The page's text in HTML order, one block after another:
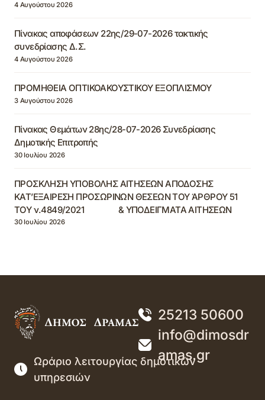
4 Αυγούστου 2026
Πίνακας αποφάσεων 22ης/29-07-2026 τακτικής
συνεδρίασης Δ.Σ.
4 Αυγούστου 2026
ΠΡΟΜΗΘΕΙΑ ΟΠΤΙΚΟΑΚΟΥΣΤΙΚΟΥ ΕΞΟΠΛΙΣΜΟΥ
3 Αυγούστου 2026
Πίνακας Θεμάτων 28ης/28-07-2026 Συνεδρίασης
Δημοτικής Επιτροπής
30 Ιουλίου 2026
ΠΡΟΣΚΛΗΣΗ ΥΠΟΒΟΛΗΣ ΑΙΤΗΣΕΩΝ ΑΠΟΔΟΣΗΣ
ΚΑΤ’ΕΞΑΙΡΕΣΗ ΠΡΟΣΩΡΙΝΩΝ ΘΕΣΕΩΝ ΤΟΥ ΆΡΘΡΟΥ 51
ΤΟΥ ν.4849/2021 & ΥΠΟΔΕΙΓΜΑΤΑ ΑΙΤΗΣΕΩΝ
30 Ιουλίου 2026
25213 50600
info@dimosdr
amas.gr
Ωράριο λειτουργίας δημοτικών
υπηρεσιών